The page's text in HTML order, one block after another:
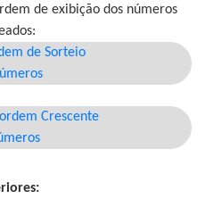
de exibição dos números
de Sorteio
Crescente